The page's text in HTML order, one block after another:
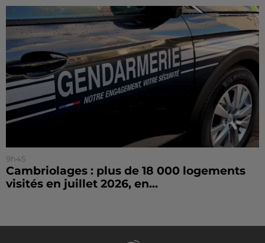
9h45
Cambriolages : plus de 18 000 logements
visités en juillet 2026, en...